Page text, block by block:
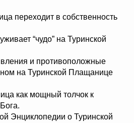
переходит в собственность
“чудо” на Туринской
и противоположные
на Туринской Плащанице
как мощный толчок к
Энциклопедии о Туринской